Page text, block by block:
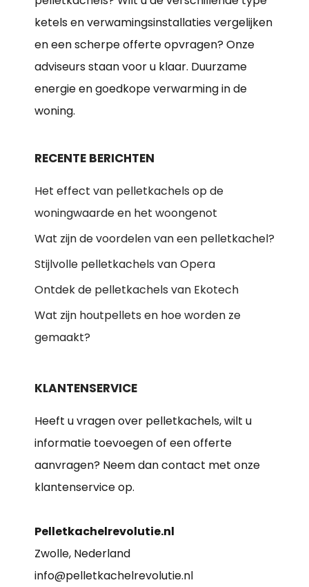
ketels en verwamingsinstallaties vergelijken
en een scherpe offerte opvragen? Onze
adviseurs staan voor u klaar. Duurzame
energie en goedkope verwarming in de
woning.
RECENTE BERICHTEN
Het effect van pelletkachels op de
woningwaarde en het woongenot
Wat zijn de voordelen van een pelletkachel?
Stijlvolle pelletkachels van Opera
Ontdek de pelletkachels van Ekotech
Wat zijn houtpellets en hoe worden ze
gemaakt?
KLANTENSERVICE
Heeft u vragen over pelletkachels, wilt u
informatie toevoegen of een offerte
aanvragen? Neem dan contact met onze
klantenservice op.
Pelletkachelrevolutie.nl
Zwolle, Nederland
info@pelletkachelrevolutie.nl